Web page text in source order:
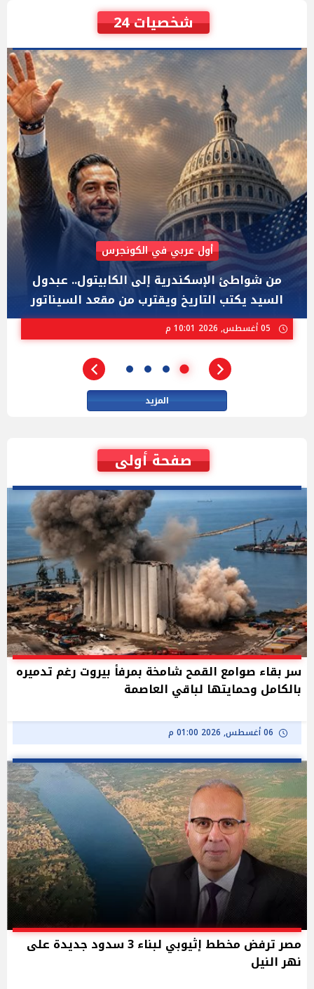
شخصيات 24
AIPAC رصدت 30 مليون دولار لإضعافه
"عبد الرحمن السيد" المصري الذى يواجه "هايلي
ستيفنز" وإيباك الاسرائيلية بإنتخابات ميشيجان
المزيد
صفحة أولى
سر بقاء صوامع القمح شامخة بمرفأ بيروت رغم تدميره
بالكامل وحمايتها لباقي العاصمة
06 أغسطس, 2026 01:00 م
مصر ترفض مخطط إثيوبي لبناء 3 سدود جديدة على
نهر النيل